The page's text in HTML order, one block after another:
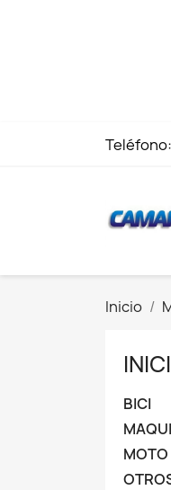
Teléfono:
Inicio
BICI
MOTO